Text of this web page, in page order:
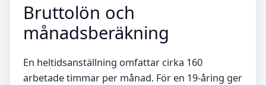
Bruttolön och
månadsberäkning
En heltidsanställning omfattar cirka 160
arbetade timmar per månad. För en 19-åring ger